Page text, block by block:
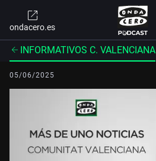
ondacero.es
INFORMATIVOS C. VALENCIANA
05/06/2025